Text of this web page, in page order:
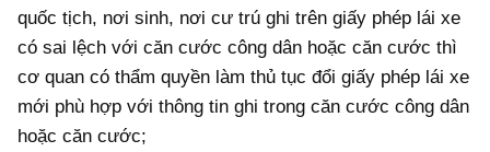
quốc tịch, nơi sinh, nơi cư trú ghi trên giấy phép lái xe
có sai lệch với căn cước công dân hoặc căn cước thì
cơ quan có thẩm quyền làm thủ tục đổi giấy phép lái xe
mới phù hợp với thông tin ghi trong căn cước công dân
hoặc căn cước;